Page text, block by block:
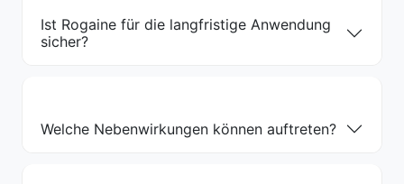
Ist Rogaine für die langfristige Anwendung
sicher?
Welche Nebenwirkungen können auftreten?